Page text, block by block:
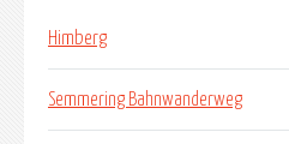
Himberg
Semmering Bahnwanderweg